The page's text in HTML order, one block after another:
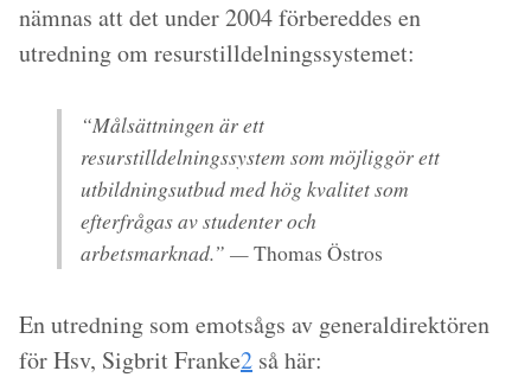
nämnas att det under 2004 förbereddes en
utredning om resurstilldelningssystemet:
“Målsättningen är ett
resurstilldelningssystem som möjliggör ett
utbildningsutbud med hög kvalitet som
efterfrågas av studenter och
arbetsmarknad.” —Thomas Östros
En utredning som emotsågs av generaldirektören
för Hsv, Sigbrit Franke2 så här: